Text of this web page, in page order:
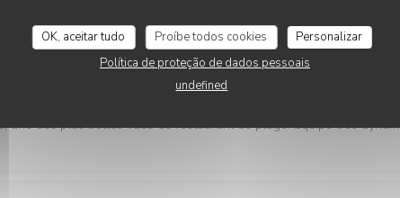
OK, aceitar tudo Proíbe todos cookies
Personalizar
Política de proteção de dados pessoais
undefined
service:5/5 ambience:5/5 menu:5
une des plus belles vues de restaurant de plage. Équipe très